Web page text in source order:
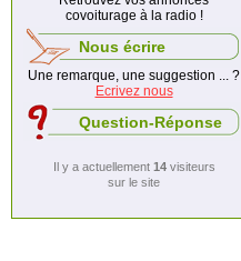
covoiturage à la radio !
Nous écrire
Une remarque, une suggestion ... ?
Ecrivez nous
Question-Réponse
Il y a actuellement 14visiteurs
sur le site